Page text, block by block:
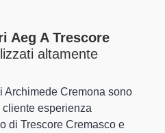
Aeg A Trescore
altamente
Archimede Cremona sono
esperienza
di Trescore Cremasco e